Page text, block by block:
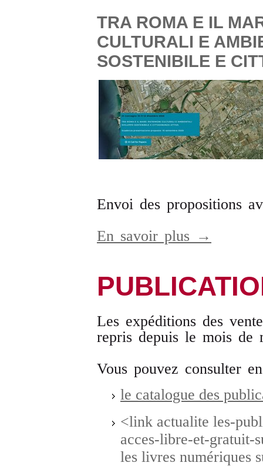
TRA ROMA E IL
CULTURALI E
SOSTENIBILE E
Envoi des propositions
En savoir plus →
Les expéditions des
repris depuis le mois de
Vous pouvez consulter
le catalogue des
<link actualite les-
acces-libre-et-gratuit-
les livres numériques